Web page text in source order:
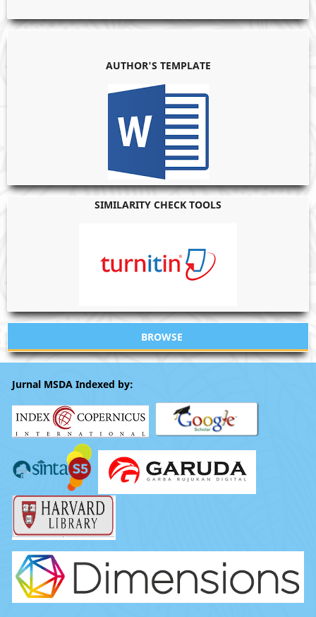
AUTHOR'S TEMPLATE
SIMILARITY CHECK TOOLS
BROWSE
Jurnal MSDA Indexed by: